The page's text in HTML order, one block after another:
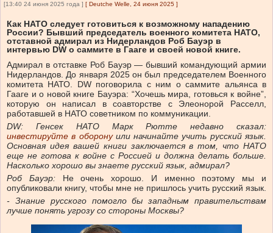
[13:40 24 июня 2025 года ] [ Deutche Welle, 24 июня 2025 ]
Как НАТО следует готовиться к возможному нападению
России? Бывший председатель военного комитета НАТО,
отставной адмирал из Нидерландов Роб Бауэр в
интервью DW о саммите в Гааге и своей новой книге.
Адмирал в отставке Роб Бауэр — бывший командующий армии
Нидерландов. До января 2025 он был председателем Военного
комитета НАТО. DW поговорила с ним о саммите альянса в
Гааге и о новой книге Бауэра: “Хочешь мира, готовься к войне”,
которую он написал в соавторстве с Элеонорой Расселл,
работавшей в НАТО советником по коммуникации.
DW: Генсек НАТО Марк Рютте недавно сказал:
инвестируйте в оборонуили начинайте учить русский язык.
Основная идея вашей книги заключается в том, что НАТО
еще не готова к войне с Россией и должна делать больше.
Насколько хорошо вы знаете русский язык, адмирал?
Роб Бауэр:Не очень хорошо. И именно поэтому мы и
опубликовали книгу, чтобы мне не пришлось учить русский язык.
- Знание русского помогло бы западным правительствам
лучше понять угрозу со стороны Москвы?